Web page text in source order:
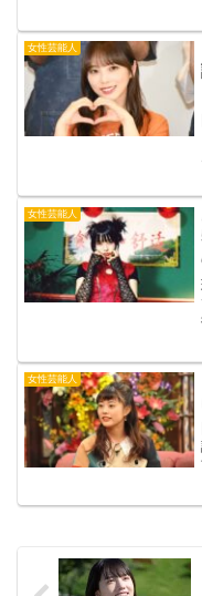
女性芸能人
女性芸能人
女性芸能人